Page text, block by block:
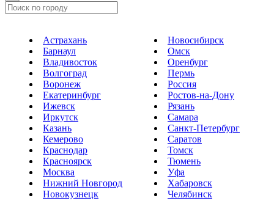
Астрахань
Барнаул
Владивосток
Волгоград
Воронеж
Екатеринбург
Ижевск
Иркутск
Казань
Кемерово
Краснодар
Красноярск
Москва
Нижний Новгород
Новокузнецк
Новосибирск
Омск
Оренбург
Пермь
Россия
Ростов-на-Дону
Рязань
Самара
Санкт-Петербург
Саратов
Томск
Тюмень
Уфа
Хабаровск
Челябинск